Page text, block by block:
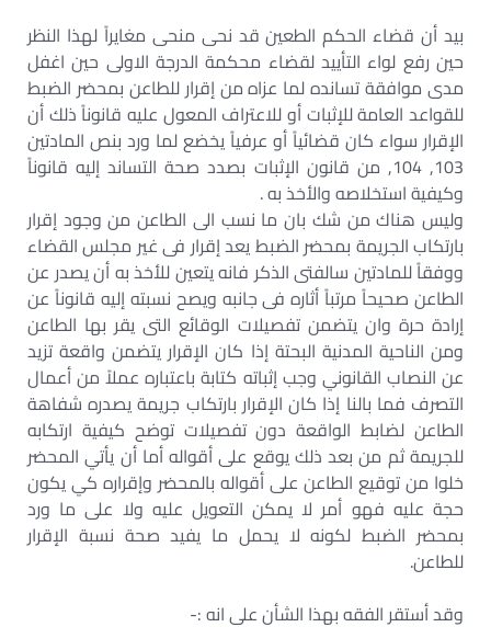
بيد أن قضاء الحكم الطعين قد نحى منحى مغايراً لهذا النظر
حين رفع لواء التأييد لقضاء محكمة الدرجة الاولى حين اغفل
مدى موافقة تسانده لما عزاه من إقرار للطاعن بمحضر الضبط
للقواعد العامة للإثبات أو للاعتراف المعول عليه قانوناً ذلك أن
الإقرار سواء كان قضائياً أو عرفياً يخضع لما ورد بنص المادتين
103, 104, من قانون الإثبات بصدد صحة التساند إليه قانوناً
وكيفية استخلاصه والأخذ به .
وليس هناك من شك بان ما نسب الى الطاعن من وجود إقرار
بارتكاب الجريمة بمحضر الضبط يعد إقرار فى غير مجلس القضاء
ووفقاً للمادتين سالفتى الذكر فانه يتعين للأخذ به أن يصدر عن
الطاعن صحيحاً مرتباً أثاره فى جانبه ويصح نسبته إليه قانوناً عن
إرادة حرة وان يتضمن تفصيلات الوقائع التى يقر بها الطاعن
ومن الناحية المدنية البحتة إذا كان الإقرار يتضمن واقعة تزيد
عن النصاب القانوني وجب إثباته كتابة باعتباره عملاً من أعمال
التصرف فما بالنا إذا كان الإقرار بارتكاب جريمة يصدره شفاهة
الطاعن لضابط الواقعة دون تفصيلات توضح كيفية ارتكابه
للجريمة ثم من بعد ذلك يوقع على أقواله أما أن يأتي المحضر
خلوا من توقيع الطاعن على أقواله بالمحضر وإقراره كي يكون
حجة عليه فهو أمر لا يمكن التعويل عليه ولا على ما ورد
بمحضر الضبط لكونه لا يحمل ما يفيد صحة نسبة الإقرار
للطاعن.
وقد أستقر الفقه بهذا الشأن على انه :-